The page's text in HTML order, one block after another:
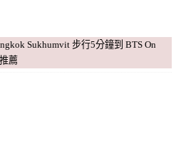
Sukhumvit 步行5分鐘到 BTS On
薦